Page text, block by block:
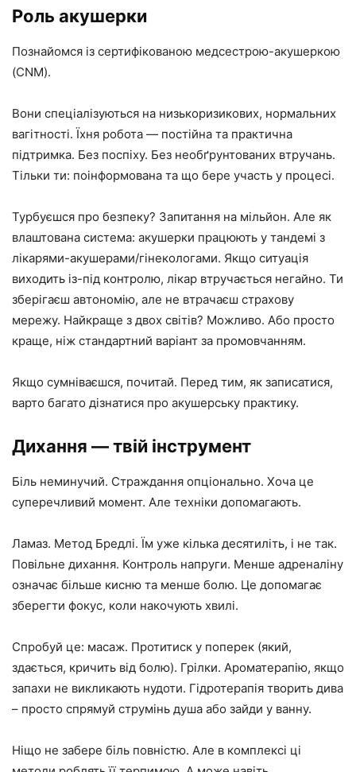
Роль акушерки
Познайомся із сертифікованою медсестрою-акушеркою
(CNM).
Вони спеціалізуються на низькоризикових, нормальних
вагітності. Їхня робота — постійна та практична
підтримка. Без поспіху. Без необґрунтованих втручань.
Тільки ти: поінформована та що бере участь у процесі.
Турбуєшся про безпеку? Запитання на мільйон. Але як
влаштована система: акушерки працюють у тандемі з
лікарями-акушерами/гінекологами. Якщо ситуація
виходить із-під контролю, лікар втручається негайно. Ти
зберігаєш автономію, але не втрачаєш страхову
мережу. Найкраще з двох світів? Можливо. Або просто
краще, ніж стандартний варіант за промовчанням.
Якщо сумніваєшся, почитай. Перед тим, як записатися,
варто багато дізнатися про акушерську практику.
Дихання — твій інструмент
Біль неминучий. Страждання опціонально. Хоча це
суперечливий момент. Але техніки допомагають.
Ламаз. Метод Бредлі. Їм уже кілька десятиліть, і не так.
Повільне дихання. Контроль напруги. Менше адреналіну
означає більше кисню та менше болю. Це допомагає
зберегти фокус, коли накочують хвилі.
Спробуй це: масаж. Протитиск у поперек (який,
здається, кричить від болю). Грілки. Ароматерапію, якщо
запахи не викликають нудоти. Гідротерапія творить дива
– просто спрямуй струмінь душа або зайди у ванну.
Ніщо не забере біль повністю. Але в комплексі ці